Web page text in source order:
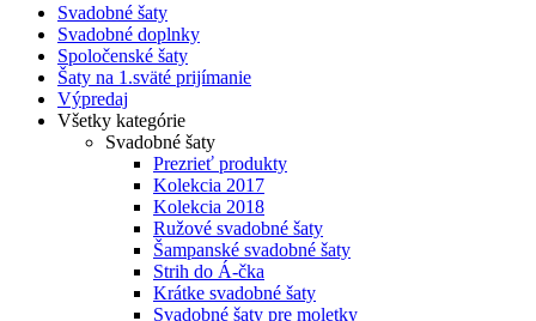
Svadobné šaty
Svadobné doplnky
Spoločenské šaty
Šaty na 1.sväté prijímanie
Výpredaj
Všetky kategórie
Svadobné šaty
Prezrieť produkty
Kolekcia 2017
Kolekcia 2018
Ružové svadobné šaty
Šampanské svadobné šaty
Strih do Á-čka
Krátke svadobné šaty
Svadobné šaty pre moletky